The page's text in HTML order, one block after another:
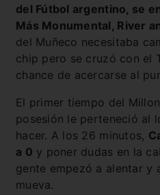
del Fútbol argentino, se
Más Monumental, River
del Muñeco necesitaba
chip pero se cruzó con el
chance de acercarse al
El primer tiempo del
posesión le perteneció al
hacer. A los 26 minutos,
a 0 y poner dudas en la
gente empezó a alentar y
mueva.